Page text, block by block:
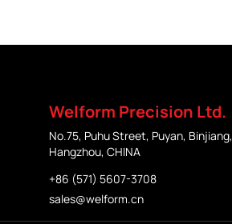
Welform Precision Ltd.
No.75, Puhu Street, Puyan, Binjiang,
Hangzhou, CHINA
+86 (571) 5607-3708
sales@welform.cn